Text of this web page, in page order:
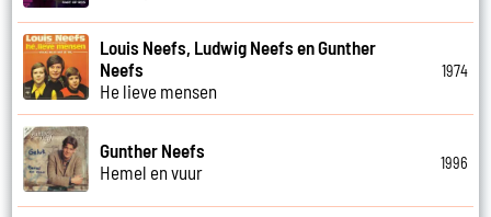
Louis Neefs, Ludwig Neefs en Gunther
Neefs
He lieve mensen
1974
Gunther Neefs
Hemel en vuur
1996